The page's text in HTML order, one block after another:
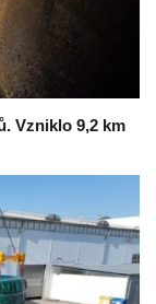
Vzniklo 9,2 km